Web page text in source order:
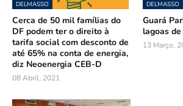
DELMASSO
Cerca de 50 mil famílias do
DF podem ter o direito à
tarifa social com desconto de
até 65% na conta de energia,
diz Neoenergia CEB-D
08 Abril, 2021
DELMASSO
Guará
lagoas
13 Março,